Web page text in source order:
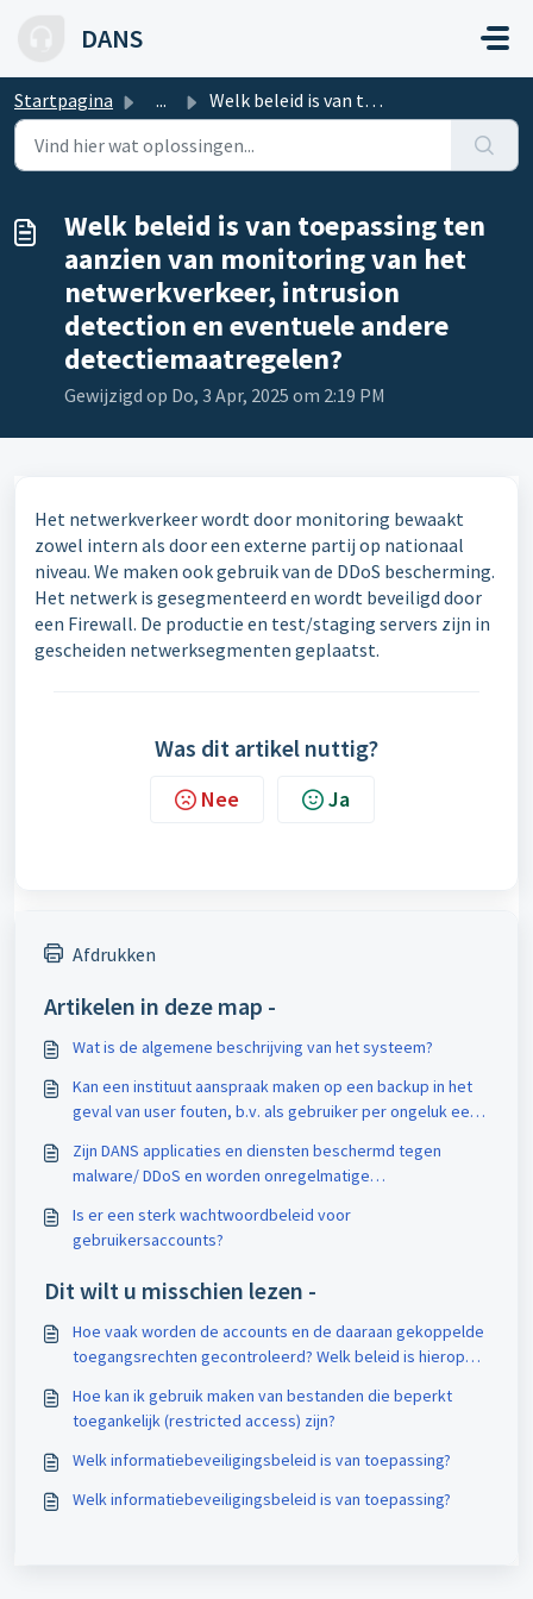
DANS
Startpagina ... Welk beleid is van toepassing ten aanzien van monitoring ...
Welk beleid is van toepassing ten
aanzien van monitoring van het
netwerkverkeer, intrusion
detection en eventuele andere
detectiemaatregelen?
Gewijzigd op Do, 3 Apr, 2025 om 2:19 PM
Het netwerkverkeer wordt door monitoring bewaakt
zowel intern als door een externe partij op nationaal
niveau. We maken ook gebruik van de DDoS bescherming.
Het netwerk is gesegmenteerd en wordt beveiligd door
een Firewall. De productie en test/staging servers zijn in
gescheiden netwerksegmenten geplaatst.
Was dit artikel nuttig?
Nee Ja
Afdrukken
Artikelen in deze map -
Wat is de algemene beschrijving van het systeem?
Kan een instituut aanspraak maken op een backup in het
geval van user fouten, b.v. als gebruiker per ongeluk een
Zijn DANS applicaties en diensten beschermd tegen
malware/ DDoS en worden onregelmatige
Is er een sterk wachtwoordbeleid voor
gebruikersaccounts?
Dit wilt u misschien lezen -
Hoe vaak worden de accounts en de daaraan gekoppelde
toegangsrechten gecontroleerd? Welk beleid is hierop
Hoe kan ik gebruik maken van bestanden die beperkt
toegankelijk (restricted access) zijn?
Welk informatiebeveiligingsbeleid is van toepassing?
Welk informatiebeveiligingsbeleid is van toepassing?